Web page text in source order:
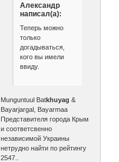
Александр
написал(а):
Теперь можно
только
догадываться,
кого вы имели
ввиду.
Munguntuul Batkhuyag &
Bayarjargal, Bayarmaa
Представителя города Крым
и соответсвенно
независимой Украины
нетрудно найти по рейтингу
2547..